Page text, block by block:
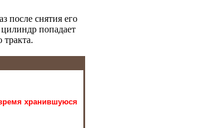
после снятия его
цилиндр попадает
хранившуюся